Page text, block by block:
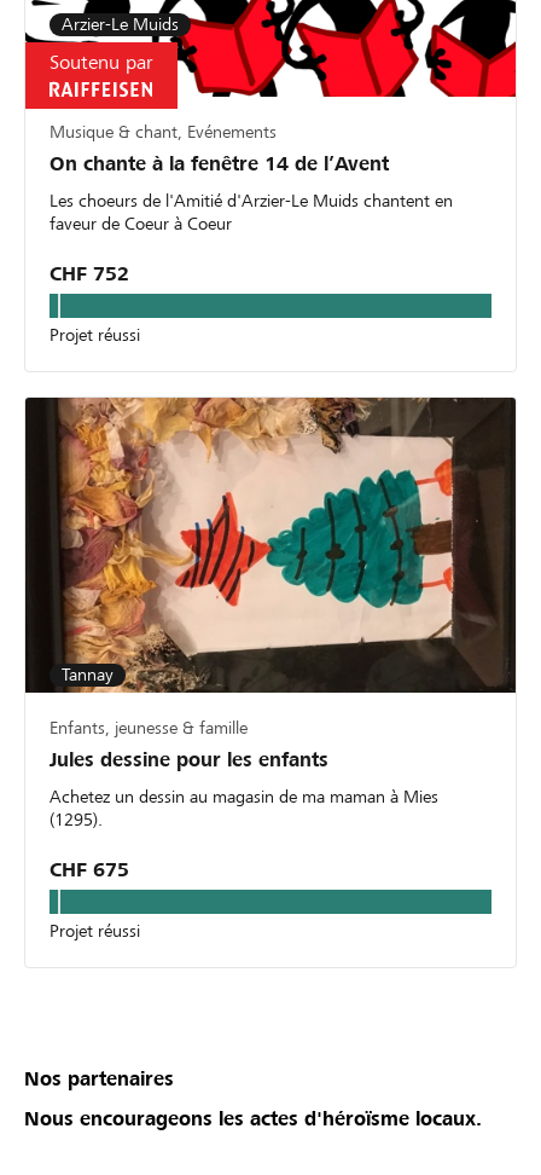
Arzier-Le Muids
Soutenu par
Musique & chant, Evénements
On chante à la fenêtre 14 de l’Avent
Les choeurs de l'Amitié d'Arzier-Le Muids chantent en
faveur de Coeur à Coeur
CHF 752
Projet réussi
Tannay
Enfants, jeunesse & famille
Jules dessine pour les enfants
Achetez un dessin au magasin de ma maman à Mies
(1295).
CHF 675
Projet réussi
Nos partenaires
Nous encourageons les actes d'héroïsme locaux.